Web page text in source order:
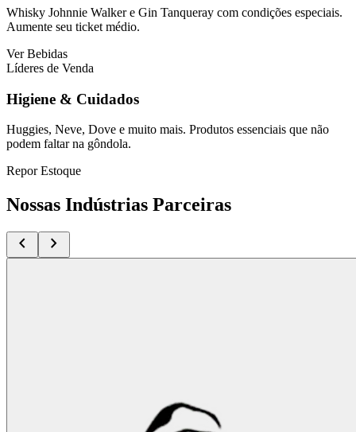
Whisky Johnnie Walker e Gin Tanqueray com condições especiais.
Aumente seu ticket médio.
Ver Bebidas
Líderes de Venda
Higiene & Cuidados
Huggies, Neve, Dove e muito mais. Produtos essenciais que não
podem faltar na gôndola.
Repor Estoque
Nossas Indústrias Parceiras
chevron_left chevron_right